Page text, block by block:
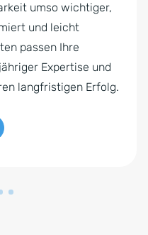
umso wichtiger,
und leicht
passen Ihre
Expertise und
langfristigen Erfolg.